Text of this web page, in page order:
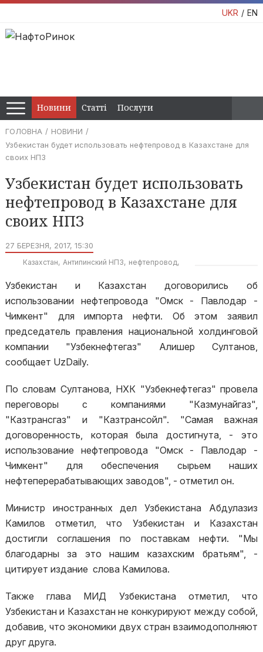
UKR EN
Новини Статті Послуги
ГОЛОВНА
НОВИНИ
Узбекистан будет использовать нефтепровод в Казахстане для
своих НПЗ
Узбекистан будет использовать
нефтепровод в Казахстане для
своих НПЗ
27 БЕРЕЗНЯ, 2017, 15:30
Казахстан Антипинский НПЗ
нефтепровод
Узбекистан и Казахстан договорились об
использовании нефтепровода "Омск - Павлодар -
Чимкент" для импорта нефти. Об этом заявил
председатель правления национальной холдинговой
компании "Узбекнефтегаз" Алишер Султанов,
сообщает UzDaily.
По словам Султанова, НХК "Узбекнефтегаз" провела
переговоры с компаниями "Казмунайгаз",
"Казтрансгаз" и "Казтрансойл". "Самая важная
договоренность, которая была достигнута, - это
использование нефтепровода "Омск - Павлодар -
Чимкент" для обеспечения сырьем наших
нефтеперерабатывающих заводов", - отметил он.
Министр иностранных дел Узбекистана Абдулазиз
Камилов отметил, что Узбекистан и Казахстан
достигли соглашения по поставкам нефти. "Мы
благодарны за это нашим казахским братьям", -
цитирует издание слова Камилова.
Также глава МИД Узбекистана отметил, что
Узбекистан и Казахстан не конкурируют между собой,
добавив, что экономики двух стран взаимодополняют
друг друга.